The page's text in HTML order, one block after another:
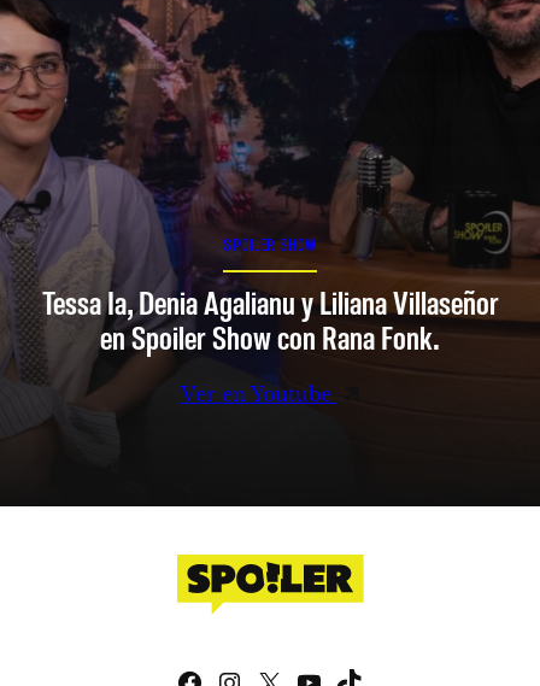
SPOILER SHOW
Tessa Ia, Denia Agalianu y Liliana Villaseñor
en Spoiler Show con Rana Fonk.
Ver en Youtube
Facebook
Instagram
X YouTube